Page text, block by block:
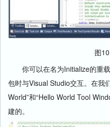
图10
你可以在名为Initialize的重载
包时与Visual Studio交互。在我
World”和“Hello World Tool
建的。